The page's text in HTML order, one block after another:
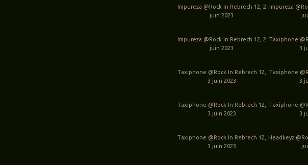
Impureza @Rock In Rebrech 12, 2
juin 2023
Impureza
Impureza @Rock In Rebrech 12, 2
juin 2023
Taxiphone
3
Taxiphone @Rock In Rebrech 12,
3 juin 2023
Taxiphone
3
Taxiphone @Rock In Rebrech 12,
3 juin 2023
Taxiphone
3
Taxiphone @Rock In Rebrech 12,
3 juin 2023
Headkeyz